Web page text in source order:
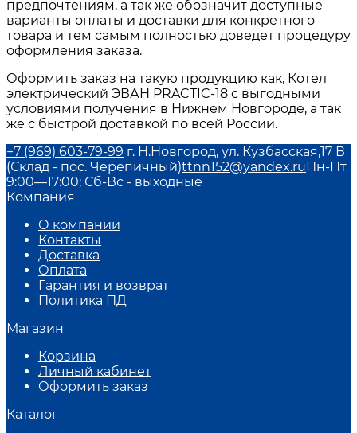
предпочтениям, а так же обозначит доступные
варианты оплаты и доставки для конкретного
товара и тем самым полностью доведет процедуру
оформления заказа.
Оформить заказ на такую продукцию как, Котел
электрический ЭВАН PRACTIC-18 с выгодными
условиями получения в Нижнем Новгороде, а так
же с быстрой доставкой по всей России.
+7 (969) 603-79-99 г. Н.Новгород, ул. Кузбасская,17 В
(Склад - пос. Черепичный)ttnn152@yandex.ruПн-Пт
9:00—17:00; Сб-Вс - выходные
Компания
О компании
Контакты
Доставка
Оплата
Гарантия и возврат
Политика ПД
Магазин
Корзина
Личный кабинет
Оформить заказ
Каталог